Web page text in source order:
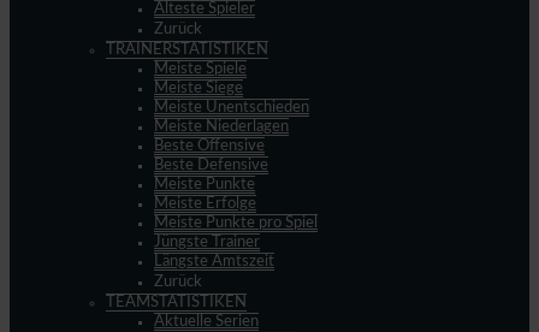
Älteste Spieler
Zurück
TRAINERSTATISTIKEN
Meiste Spiele
Meiste Siege
Meiste Unentschieden
Meiste Niederlagen
Beste Offensive
Beste Defensive
Meiste Punkte
Meiste Erfolge
Meiste Punkte pro Spiel
Jüngste Trainer
Längste Amtszeit
Zurück
TEAMSTATISTIKEN
Aktuelle Serien